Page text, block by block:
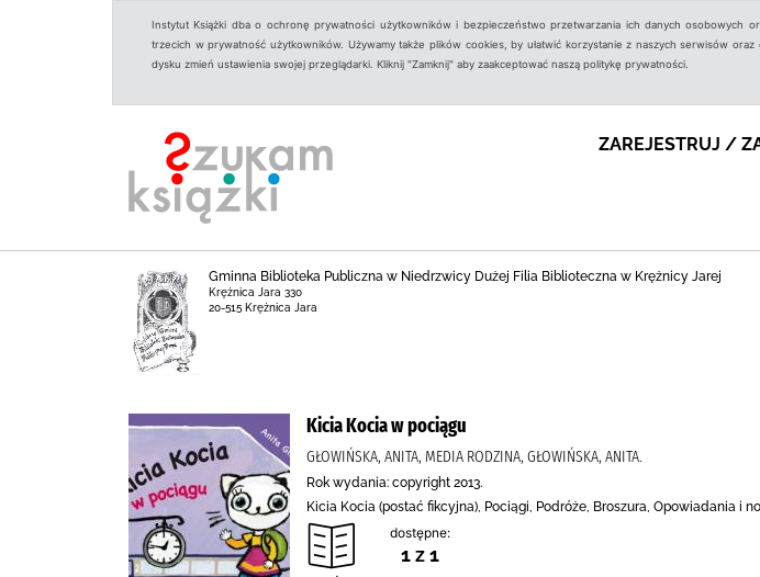
Instytut Książki dba o ochronę prywatności użytkowników i bezpieczeństwo przetwarzania ich danych osobowych
trzecich w prywatność użytkowników. Używamy także plików cookies, by ułatwić korzystanie z naszych serwisów
dysku zmień ustawienia swojej przeglądarki. Kliknij "Zamknij" aby zaakceptować naszą politykę prywatności.
ZAREJESTRUJ /
Gminna Biblioteka Publiczna w Niedrzwicy Dużej Filia Biblioteczna w Krężnicy Jarej
Krężnica Jara 330
20-515 Krężnica Jara
Kicia Kocia w pociągu
GŁOWIŃSKA, ANITA, MEDIA RODZINA, GŁOWIŃSKA, ANITA.
Rok wydania: copyright 2013.
Kicia Kocia (postać fikcyjna), Pociągi, Podróże, Broszura, Opowiadania i
dostępne:
1 z 1